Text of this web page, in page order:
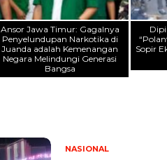
Ansor Jawa Timur: Gagalnya
Penyelundupan Narkotika di
Juanda adalah Kemenangan
Negara Melindungi Generasi
Bangsa
Sopir
NASIONAL